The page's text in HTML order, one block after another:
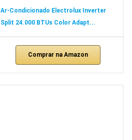
Ar-Condicionado Electrolux Inverter
Split 24.000 BTUs Color Adapt...
Comprar na Amazon